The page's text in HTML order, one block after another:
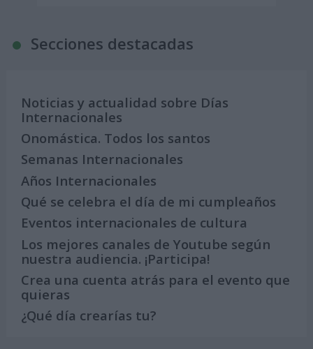
Secciones destacadas
Noticias y actualidad sobre Días
Internacionales
Onomástica. Todos los santos
Semanas Internacionales
Años Internacionales
Qué se celebra el día de mi cumpleaños
Eventos internacionales de cultura
Los mejores canales de Youtube según
nuestra audiencia. ¡Participa!
Crea una cuenta atrás para el evento que
quieras
¿Qué día crearías tu?